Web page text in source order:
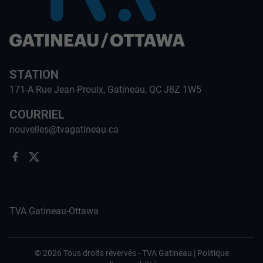
STATION
171-A Rue Jean-Proulx, Gatineau, QC J8Z 1W5
COURRIEL
nouvelles@tvagatineau.ca
TVA Gatineau-Ottawa
© 2026 Tous droits révervés -TVA Gatineau | Politique